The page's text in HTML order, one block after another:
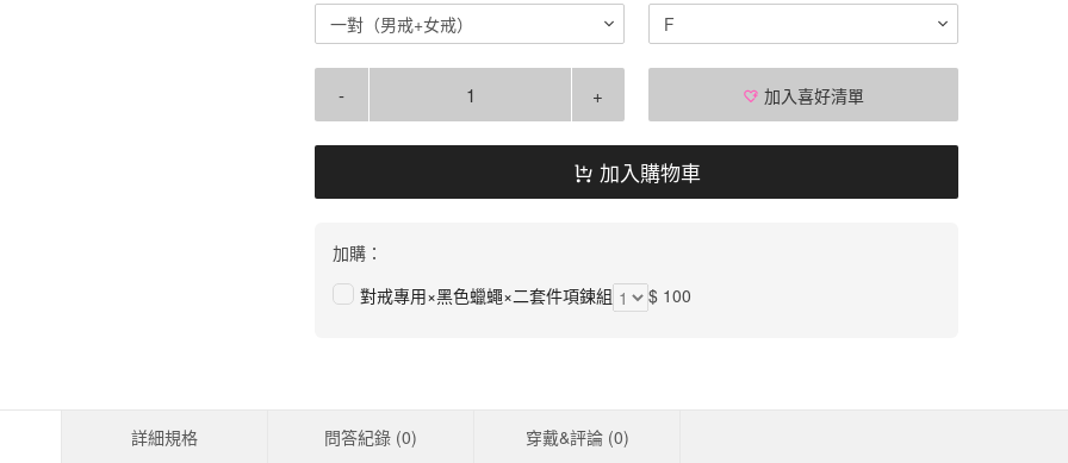
一對（男戒+女戒） F
- + 加入喜好清單
加入購物車
加購：
對戒專用×黑色蠟蠅×二套件項鍊組
$ 100
詳細規格 問答紀錄 (0) 穿戴&評論 (0)